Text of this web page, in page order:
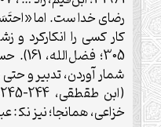
رضای خدا ست. اما
305؛
شمار آوردن، تدبیر و
خزاعی، همانجا؛ نیز نک‍ :